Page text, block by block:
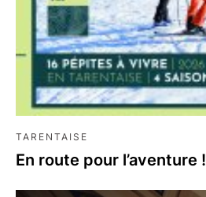
TARENTAISE
En route pour l’aventure !